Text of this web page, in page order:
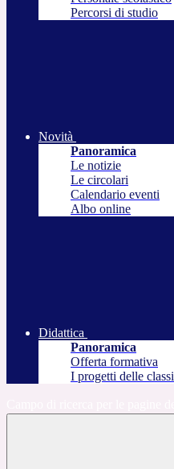
Percorsi di studio
Novità
Panoramica
Le notizie
Le circolari
Calendario eventi
Albo online
Didattica
Panoramica
Offerta formativa
I progetti delle classi